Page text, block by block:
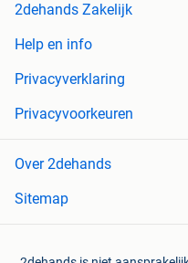
2dehands Zakelijk
Help en info
Privacyverklaring
Privacyvoorkeuren
Over 2dehands
Sitemap